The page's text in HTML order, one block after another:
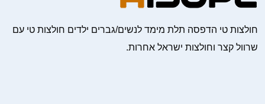
חולצות טי הדפסה תלת מימד לנשים/גברים ילדים חולצות טי עם
שרוול קצר וחולצות ישראל אחרות.